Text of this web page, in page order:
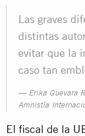
Las graves
distintas
evitar que la
caso tan
Erika Guevara
Amnistía
El fiscal de la